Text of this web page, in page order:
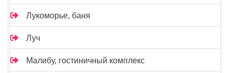
Лукоморье, баня
Луч
Малибу, гостиничный комплекс